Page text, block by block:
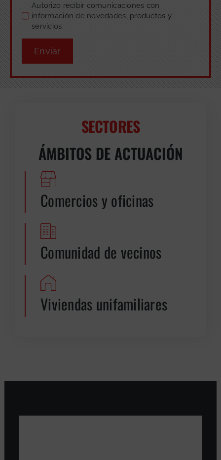
Autorizo recibir comunicaciones con
información de novedades, productos y
servicios.
Enviar
SECTORES
ÁMBITOS DE ACTUACIÓN
Comercios y oficinas
Comunidad de vecinos
Viviendas unifamiliares